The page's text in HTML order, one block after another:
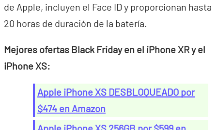
de Apple, incluyen el Face ID y proporcionan hasta
20 horas de duración de la batería.
Mejores ofertas Black Friday en el iPhone XR y el
iPhone XS:
Apple iPhone XS DESBLOQUEADO por
$474 en Amazon